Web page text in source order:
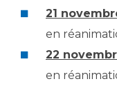
21
en
22
en